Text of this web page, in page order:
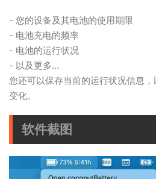
- 您的设备及其电池的使用期限
- 电池充电的频率
- 电池的运行状况
- 以及更多...
您还可以保存当前的运行状况信息
变化。
软件截图